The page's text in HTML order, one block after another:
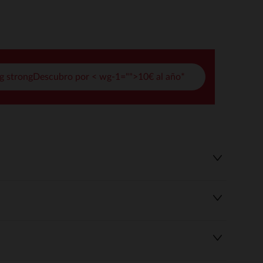
strongDescubro por < wg-1="">10€ al año*